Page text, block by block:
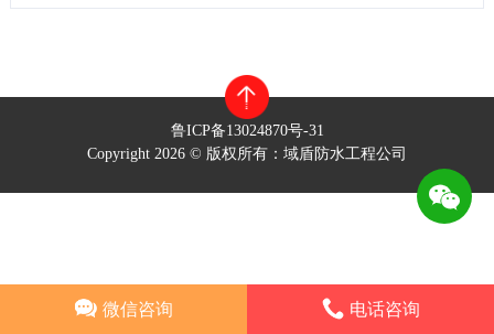
鲁ICP备13024870号-31
Copyright 2026 © 版权所有：域盾防水工程公司
微信咨询 电话咨询